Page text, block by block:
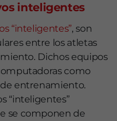
inteligentes
“inteligentes”, son
entre los atletas
Dichos equipos
como
entrenamiento.
“inteligentes”
se componen de